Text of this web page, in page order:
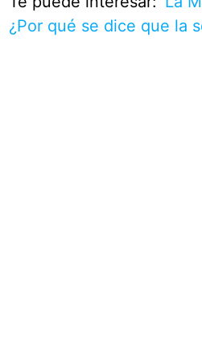
¿Por qué se dice que la